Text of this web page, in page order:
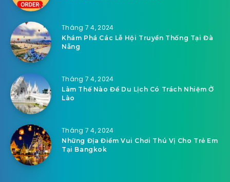
Tháng 7 4, 2024
Khám Phá Các Lễ Hội Truyền Thống Tại Đà
Nẵng
Tháng 7 4, 2024
Làm Thế Nào Để Du Lịch Có Trách Nhiệm Ở
Lào
Tháng 7 4, 2024
Những Địa Điểm Vui Chơi Thú Vị Cho Trẻ Em
Tại Bangkok